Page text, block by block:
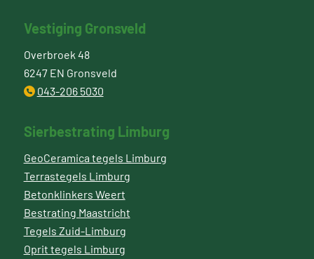
Vestiging Gronsveld
Overbroek 48
6247 EN Gronsveld
043-206 5030
Sierbestrating Limburg
GeoCeramica tegels Limburg
Terrastegels Limburg
Betonklinkers Weert
Bestrating Maastricht
Tegels Zuid-Limburg
Oprit tegels Limburg